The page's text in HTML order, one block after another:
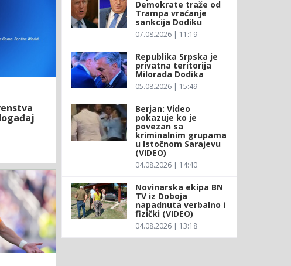
Demokrate traže od
Trampa vraćanje
sankcija Dodiku
07.08.2026 | 11:19
Republika Srpska je
privatna teritorija
Milorada Dodika
05.08.2026 | 15:49
Berjan: Video
pokazuje ko je
povezan sa
kriminalnim grupama
u Istočnom Sarajevu
(VIDEO)
04.08.2026 | 14:40
Novinarska ekipa BN
TV iz Doboja
napadnuta verbalno i
fizički (VIDEO)
04.08.2026 | 13:18